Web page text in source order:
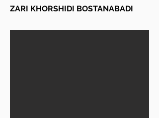
ZARI KHORSHIDI BOSTANABADI